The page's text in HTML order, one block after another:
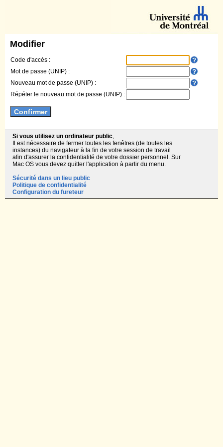
Modifier
Code d'accès :
Mot de passe (UNIP) :
Nouveau mot de passe (UNIP) :
Répéter le nouveau mot de passe (UNIP) :
Si vous utilisez un ordinateur public,
Il est nécessaire de fermer toutes les fenêtres (de toutes les
instances) du navigateur à la fin de votre session de travail
afin d'assurer la confidentialité de votre dossier personnel. Sur
Mac OS vous devez quitter l'application à partir du menu.
Sécurité dans un lieu public
Politique de confidentialité
Configuration du fureteur